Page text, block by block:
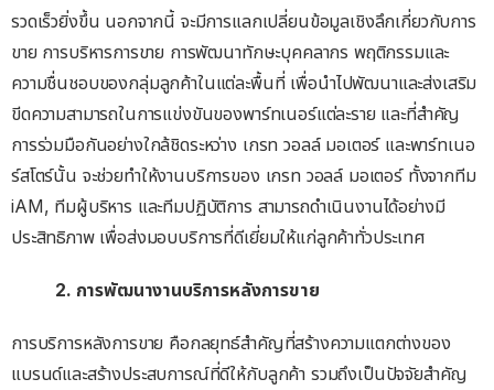
รวดเร็วยิ่งขึ้น นอกจากนี้ จะมีการแลกเปลี่ยนข้อมูลเชิงลึกเกี่ยวกับการ
ขาย การบริหารการขาย การพัฒนาทักษะบุคคลากร พฤติกรรมและ
ความชื่นชอบของกลุ่มลูกค้าในแต่ละพื้นที่ เพื่อนำไปพัฒนาและส่งเสริม
ขีดความสามารถในการแข่งขันของพาร์ทเนอร์แต่ละราย และที่สำคัญ
การร่วมมือกันอย่างใกล้ชิดระหว่าง เกรท วอลล์ มอเตอร์ และพาร์ทเนอ
ร์สโตร์นั้น จะช่วยทำให้งานบริการของ เกรท วอลล์ มอเตอร์ ทั้งจากทีม
iAM, ทีมผู้บริหาร และทีมปฏิบัติการ สามารถดำเนินงานได้อย่างมี
ประสิทธิภาพ เพื่อส่งมอบบริการที่ดีเยี่ยมให้แก่ลูกค้าทั่วประเทศ
2. การพัฒนางานบริการหลังการขาย
การบริการหลังการขาย คือกลยุทธ์สำคัญที่สร้างความแตกต่างของ
แบรนด์และสร้างประสบการณ์ที่ดีให้กับลูกค้า รวมถึงเป็นปัจจัยสำคัญ